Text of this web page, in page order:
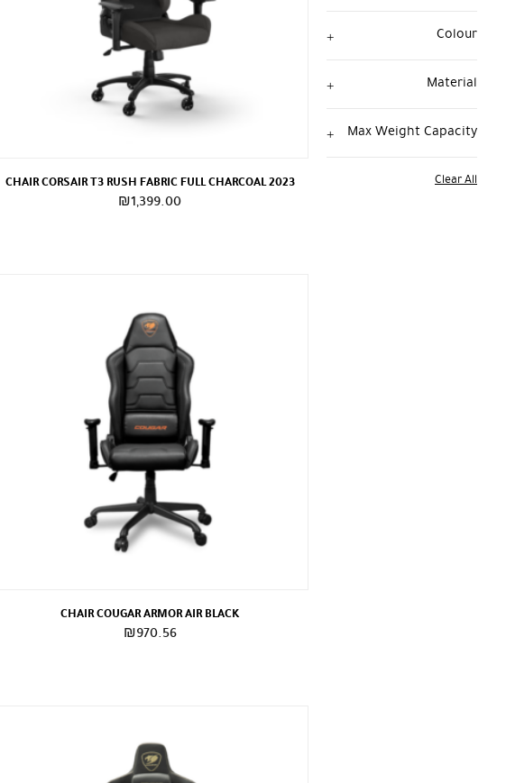
Colour
Material
Max Weight Capacity
Clear All
CHAIR CORSAIR T3 RUSH FABRIC FULL CHARCOAL 2023
₪1,399.00
CHAIR COUGAR ARMOR AIR BLACK
₪970.56